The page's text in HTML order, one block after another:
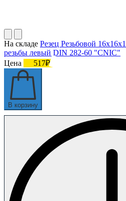
На складе Резец Резьбовой
резьбы левый DIN 282-60 "CNIC"
Цена
517₽
В корзину